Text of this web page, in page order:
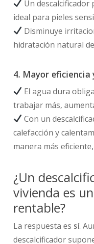
Un
ideal para pieles
Disminuye
hidratación natural
4. Mayor
El agua dura
trabajar más,
Con un
calefacción y
manera más
¿Un
vivienda es
rentable?
La respuesta es sí.
descalcificador